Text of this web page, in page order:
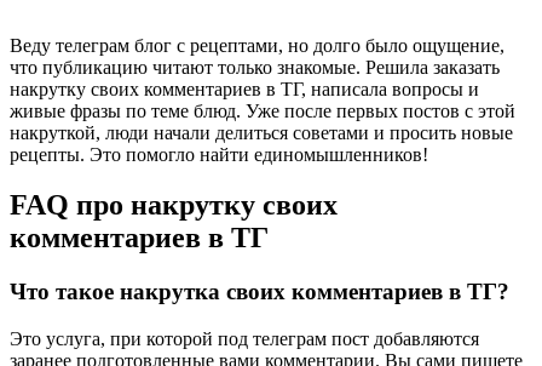
Веду телеграм блог с рецептами, но долго было ощущение,
что публикацию читают только знакомые. Решила заказать
накрутку своих комментариев в ТГ, написала вопросы и
живые фразы по теме блюд. Уже после первых постов с этой
накруткой, люди начали делиться советами и просить новые
рецепты. Это помогло найти единомышленников!
FAQ про накрутку своих
комментариев в ТГ
Что такое накрутка своих комментариев в ТГ?
Это услуга, при которой под телеграм пост добавляются
заранее подготовленные вами комментарии. Вы сами пишете